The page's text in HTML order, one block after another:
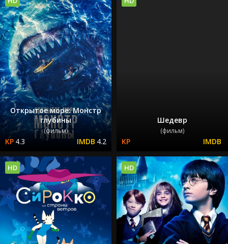
Открытое море: Монстр
глубины
(фильм)
4.3 4.2
Шедевр
(фильм)
HD HD